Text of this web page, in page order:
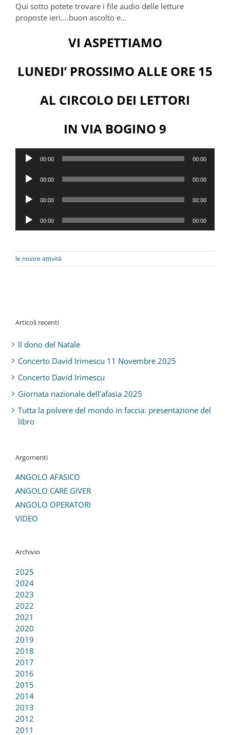
Qui sotto potete trovare i file audio delle letture
proposte ieri….buon ascolto e…
VI ASPETTIAMO
LUNEDI’ PROSSIMO ALLE ORE 15
AL CIRCOLO DEI LETTORI
IN VIA BOGINO 9
Audio
Player
00:00 00:00
Audio
Player
00:00 00:00
Audio
Player
00:00 00:00
Audio
Player
00:00 00:00
le nostre attività
Articoli recenti
Il dono del Natale
Concerto David Irimescu 11 Novembre 2025
Concerto David Irimescu
Giornata nazionale dell’afasia 2025
Tutta la polvere del mondo in faccia: presentazione del
libro
Argomenti
ANGOLO AFASICO
ANGOLO CARE GIVER
ANGOLO OPERATORI
VIDEO
Archivio
2025
2024
2023
2022
2021
2020
2019
2018
2017
2016
2015
2014
2013
2012
2011